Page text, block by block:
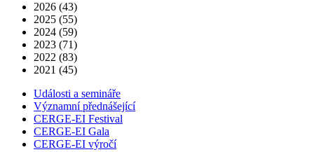
2026 (43)
2025 (55)
2024 (59)
2023 (71)
2022 (83)
2021 (45)
Události a semináře
Významní přednášející
CERGE-EI Festival
CERGE-EI Gala
CERGE-EI výročí